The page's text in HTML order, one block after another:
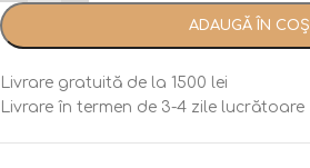
ADAUGĂ ÎN COȘ
Livrare gratuită de la 1500 lei
Livrare în termen de 3-4 zile lucrătoare